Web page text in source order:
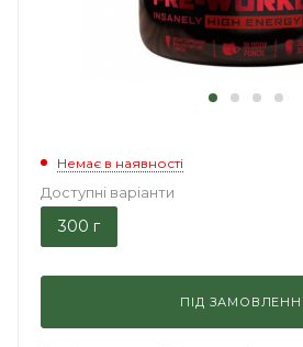
Немає в наявності
Доступні варіанти
300 г
ПІД